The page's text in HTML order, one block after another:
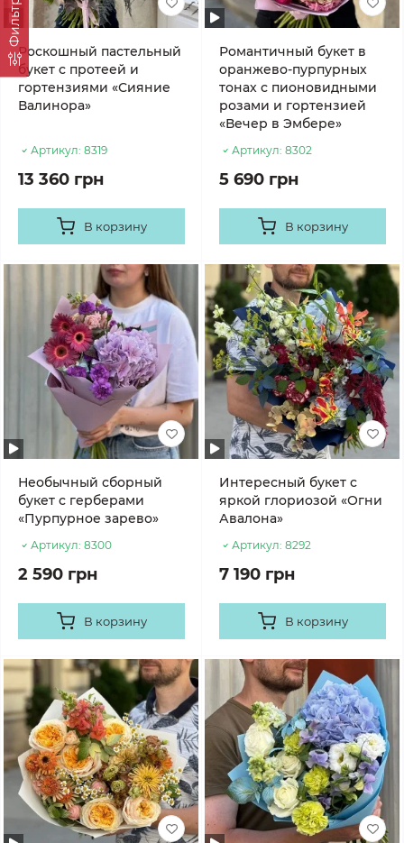
Фильтр
Роскошный пастельный
букет с протеей и
гортензиями «Сияние
Валинора»
Артикул: 8319
13 360 грн
В корзину
Романтичный букет в
оранжево-пурпурных
тонах с пионовидными
розами и гортензией
«Вечер в Эмбере»
Артикул: 8302
5 690 грн
В корзину
Необычный сборный
букет с герберами
«Пурпурное зарево»
Артикул: 8300
2 590 грн
В корзину
Интересный букет с
яркой глориозой «Огни
Авалона»
Артикул: 8292
7 190 грн
В корзину